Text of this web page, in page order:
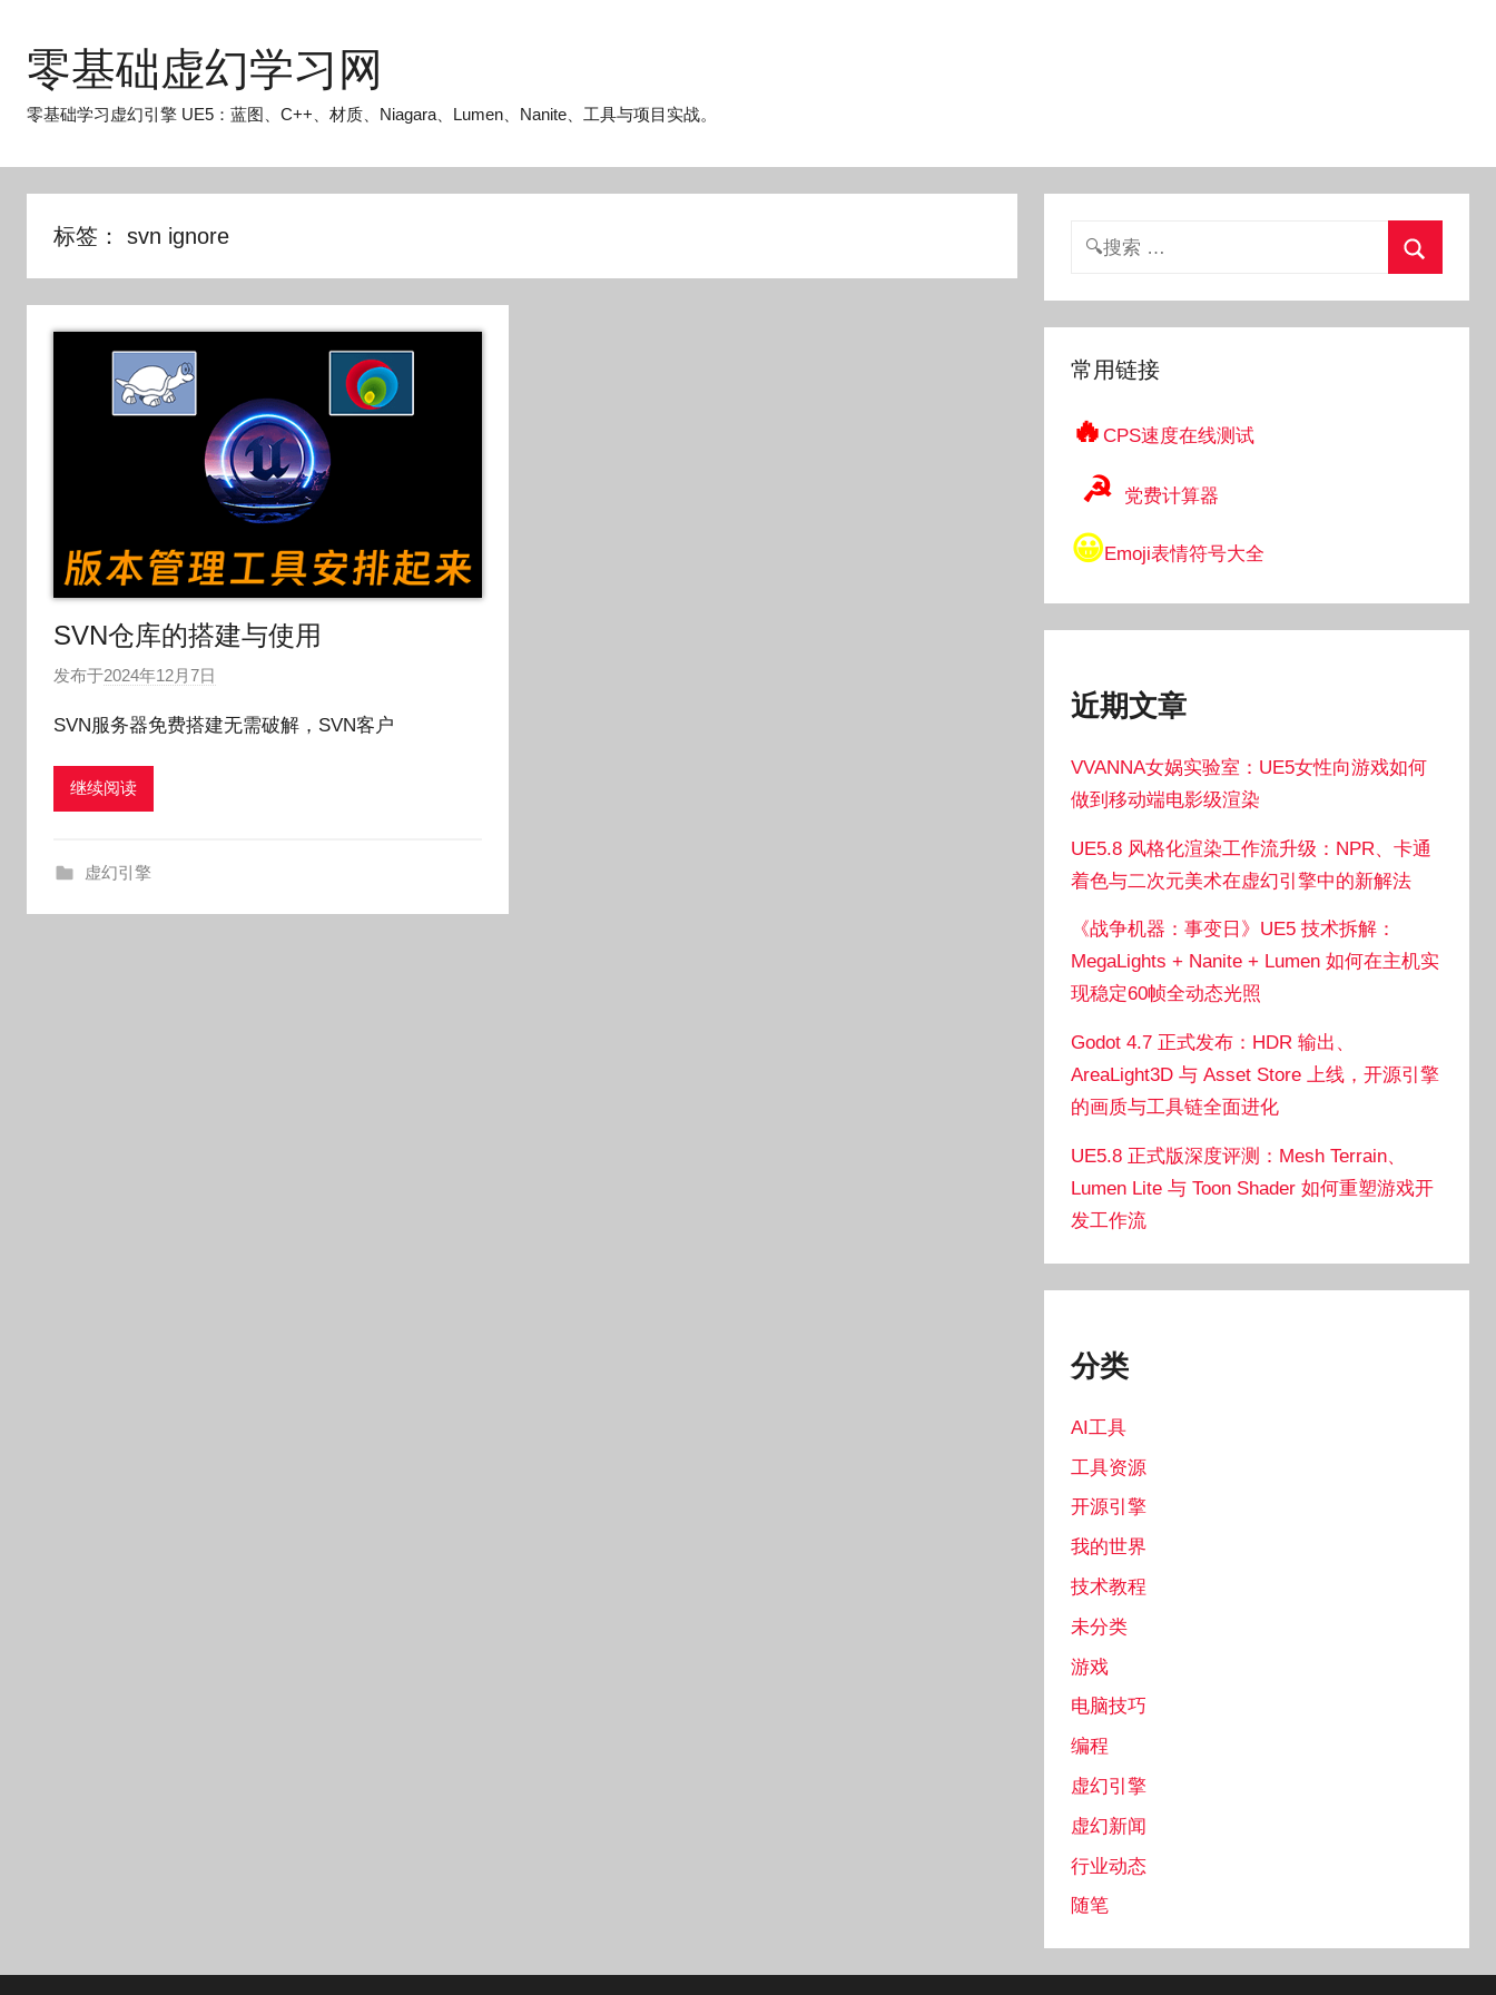
零基础虚幻学习网
零基础学习虚幻引擎 UE5：蓝图、C++、材质、Niagara、Lumen、Nanite、工具与项目实战。
标签： svn ignore
SVN仓库的搭建与使用
发布于2024年12月7日
:
SVN服务器免费搭建无需破解，SVN客户
继续阅读
虚幻引擎
搜
常用链接
🔥CPS速度在线测试
☭ 党费计算器
😀Emoji表情符号大全
近期文章
VVANNA女娲实验室：UE5女性向游戏如何
做到移动端电影级渲染
UE5.8 风格化渲染工作流升级：NPR、卡通
着色与二次元美术在虚幻引擎中的新解法
《战争机器：事变日》UE5 技术拆解：
MegaLights + Nanite + Lumen 如何在主机实
现稳定60帧全动态光照
Godot 4.7 正式发布：HDR 输出、
AreaLight3D 与 Asset Store 上线，开源引擎
的画质与工具链全面进化
UE5.8 正式版深度评测：Mesh Terrain、
Lumen Lite 与 Toon Shader 如何重塑游戏开
发工作流
分类
AI工具
工具资源
开源引擎
我的世界
技术教程
未分类
游戏
电脑技巧
编程
虚幻引擎
虚幻新闻
行业动态
随笔